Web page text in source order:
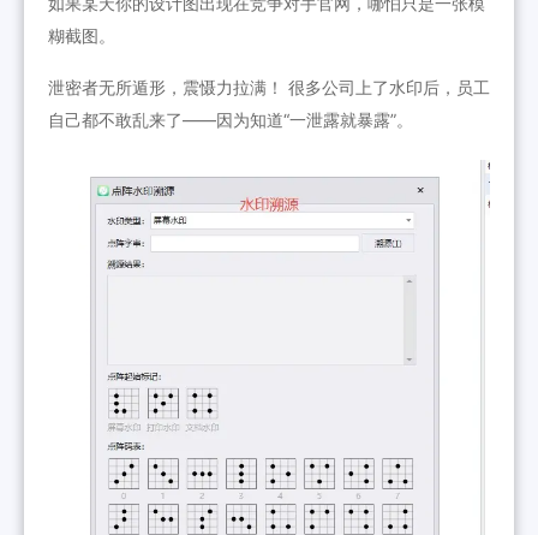
糊截图。
泄密者无所遁形，震慑力拉满！ 很多公司上了水印后，员工
自己都不敢乱来了——因为知道“一泄露就暴露”。